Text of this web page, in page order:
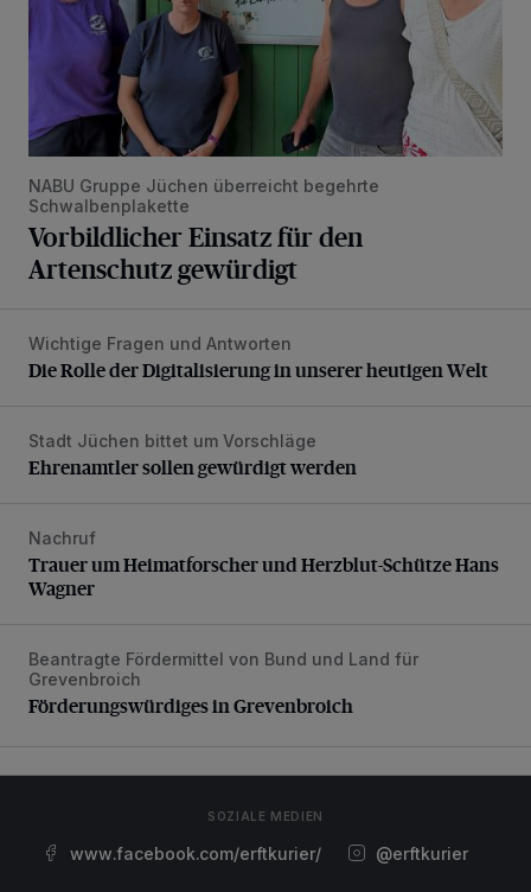
NABU Gruppe Jüchen überreicht begehrte
Schwalbenplakette
Vorbildlicher Einsatz für den
Artenschutz gewürdigt
Die Rolle der Digitalisierung in unserer heutigen Welt
Wichtige Fragen und Antworten
Die Rolle der Digitalisierung in unserer heutigen Welt
Ehrenamtler sollen gewürdigt werden
Stadt Jüchen bittet um Vorschläge
Ehrenamtler sollen gewürdigt werden
Trauer um Heimatforscher und Herzblut-Schütze Hans
Nachruf
Trauer um Heimatforscher und Herzblut-Schütze Hans
Wagner
Förderungswürdiges in Grevenbroich
Beantragte Fördermittel von Bund und Land für
Grevenbroich
Förderungswürdiges in Grevenbroich
SOZIALE MEDIEN
www.facebook.com/erftkurier/ @erftkurier